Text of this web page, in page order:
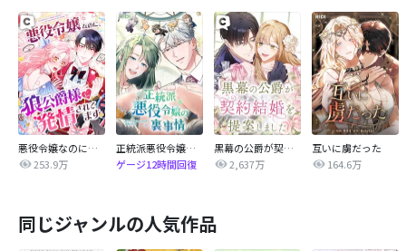
悪役令嬢なのに、狼公爵様に発情されてます
253.9万
正統派悪役令嬢の裏事情
ゲージ12時間回復
黒幕の公爵が契約結婚を提案しました
2,637万
互いに虜だった
164.6万
同じジャンルの人気作品